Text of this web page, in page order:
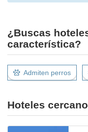
¿Buscas
característica?
Admiten perros
Hoteles